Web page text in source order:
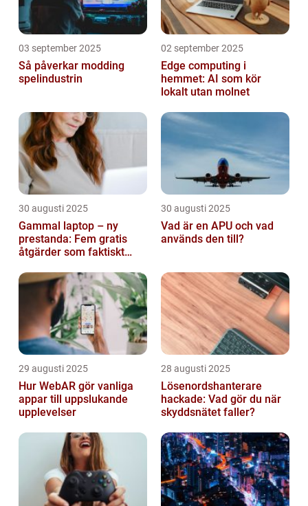
03 september 2025
Så påverkar modding
spelindustrin
02 september 2025
Edge computing i
hemmet: AI som kör
lokalt utan molnet
30 augusti 2025
Gammal laptop – ny
prestanda: Fem gratis
åtgärder som faktiskt
30 augusti 2025
Vad är en APU och vad
används den till?
29 augusti 2025
Hur WebAR gör vanliga
appar till uppslukande
upplevelser
28 augusti 2025
Lösenordshanterare
hackade: Vad gör du när
skyddsnätet faller?